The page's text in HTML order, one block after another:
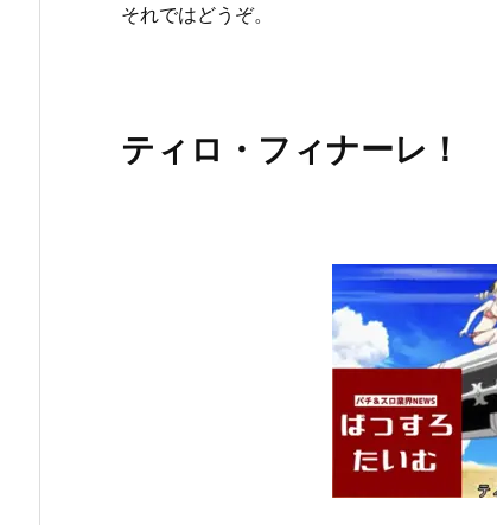
それではどうぞ。
ティロ・フィナーレ！